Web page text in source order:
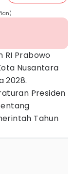
RI Prabowo
Nusantara
2028.
Presiden
Tahun